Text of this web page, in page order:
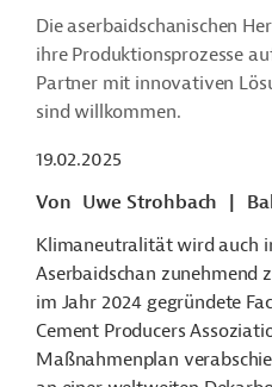
Die aserbaidschanischen
ihre Produktionsprozesse
Partner mit innovativen
sind willkommen.
19.02.2025
Von Uwe Strohbach
Klimaneutralität wird auch
Aserbaidschan zunehmend
im Jahr 2024 gegründete
Cement Producers
Maßnahmenplan